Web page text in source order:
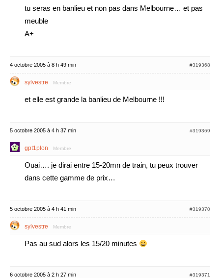
tu seras en banlieu et non pas dans Melbourne… et pas
meuble
A+
4 octobre 2005 à 8 h 49 min #319368
sylvestre Membre
et elle est grande la banlieu de Melbourne !!!
5 octobre 2005 à 4 h 37 min #319369
gpt1plon Membre
Ouai…. je dirai entre 15-20mn de train, tu peux trouver
dans cette gamme de prix…
5 octobre 2005 à 4 h 41 min #319370
sylvestre Membre
Pas au sud alors les 15/20 minutes
6 octobre 2005 à 2 h 27 min #319371